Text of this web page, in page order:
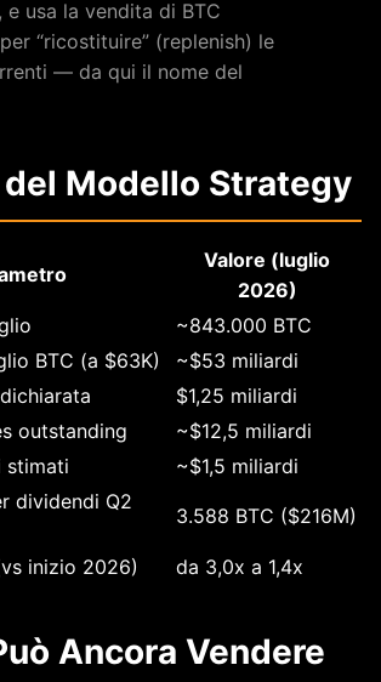
usa la vendita di BTC
“ricostituire” (replenish) le
— da qui il nome del
Modello Strategy
Valore (luglio
2026)
~843.000 BTC
BTC (a $63K)
~$53 miliardi
$1,25 miliardi
outstanding
~$12,5 miliardi
stimati
~$1,5 miliardi
dividendi Q2
3.588 BTC ($216M)
inizio 2026) da 3,0x a 1,4x
Ancora Vendere